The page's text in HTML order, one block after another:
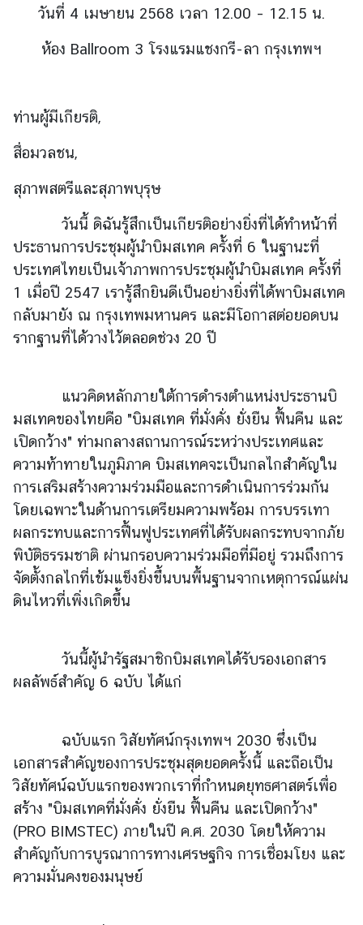
ท
ย
า
ก
ต่
า
ง
ป
ร
ศ
บ
ริ
ก
ร
ป
ร
ะ
น
มู
ล
ป
ร
ะ
ท
วันที่ 4 เมษายน 2568 เวลา 12.00 – 12.15 น.
ห้อง Ballroom 3 โรงแรมแชงกรี-ลา กรุงเทพฯ
ท่านผู้มีเกียรติ,
สื่อมวลชน,
สุภาพสตรีและสุภาพบุรุษ
วันนี้ ดิฉันรู้สึกเป็นเกียรติอย่างยิ่งที่ได้ทำหน้าที่
ประธานการประชุมผู้นำบิมสเทค ครั้งที่ 6 ในฐานะที่
ประเทศไทยเป็นเจ้าภาพการประชุมผู้นำบิมสเทค ครั้งที่
1 เมื่อปี 2547 เรารู้สึกยินดีเป็นอย่างยิ่งที่ได้พาบิมสเทค
กลับมายัง ณ กรุงเทพมหานคร และมีโอกาสต่อยอดบน
รากฐานที่ได้วางไว้ตลอดช่วง 20 ปี
แนวคิดหลักภายใต้การดำรงตำแหน่งประธานบิ
มสเทคของไทยคือ "บิมสเทค ที่มั่งคั่ง ยั่งยืน ฟื้นคืน และ
เปิดกว้าง" ท่ามกลางสถานการณ์ระหว่างประเทศและ
ความท้าทายในภูมิภาค บิมสเทคจะเป็นกลไกสำคัญใน
การเสริมสร้างความร่วมมือและการดำเนินการร่วมกัน
โดยเฉพาะในด้านการเตรียมความพร้อม การบรรเทา
ผลกระทบและการฟื้นฟูประเทศที่ได้รับผลกระทบจากภัย
พิบัติธรรมชาติ ผ่านกรอบความร่วมมือที่มีอยู่ รวมถึงการ
จัดตั้งกลไกที่เข้มแข็งยิ่งขึ้นบนพื้นฐานจากเหตุการณ์แผ่น
ดินไหวที่เพิ่งเกิดขึ้น
วันนี้ผู้นำรัฐสมาชิกบิมสเทคได้รับรองเอกสาร
ผลลัพธ์สำคัญ 6 ฉบับ ได้แก่
ฉบับแรก วิสัยทัศน์กรุงเทพฯ 2030 ซึ่งเป็น
เอกสารสำคัญของการประชุมสุดยอดครั้งนี้ และถือเป็น
วิสัยทัศน์ฉบับแรกของพวกเราที่กำหนดยุทธศาสตร์เพื่อ
สร้าง "บิมสเทคที่มั่งคั่ง ยั่งยืน ฟื้นคืน และเปิดกว้าง"
(PRO BIMSTEC) ภายในปี ค.ศ. 2030 โดยให้ความ
สำคัญกับการบูรณาการทางเศรษฐกิจ การเชื่อมโยง และ
ความมั่นคงของมนุษย์